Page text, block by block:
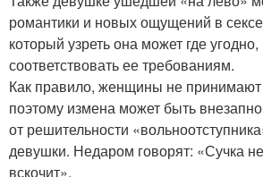
романтики и новых ощущений в
который узреть она может где
соответствовать ее требованиям.
Как правило, женщины не
поэтому измена может быть
от решительности
девушки. Недаром говорят: «Сучка
вскочит».